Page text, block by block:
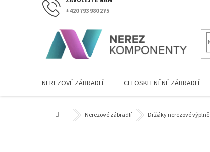
+420 793 980 275
NEREZOVÉ ZÁBRADLÍ CELOSKLENĚNÉ ZÁBRADLÍ
Domů Nerezové zábradlí Držáky nerezové výplně